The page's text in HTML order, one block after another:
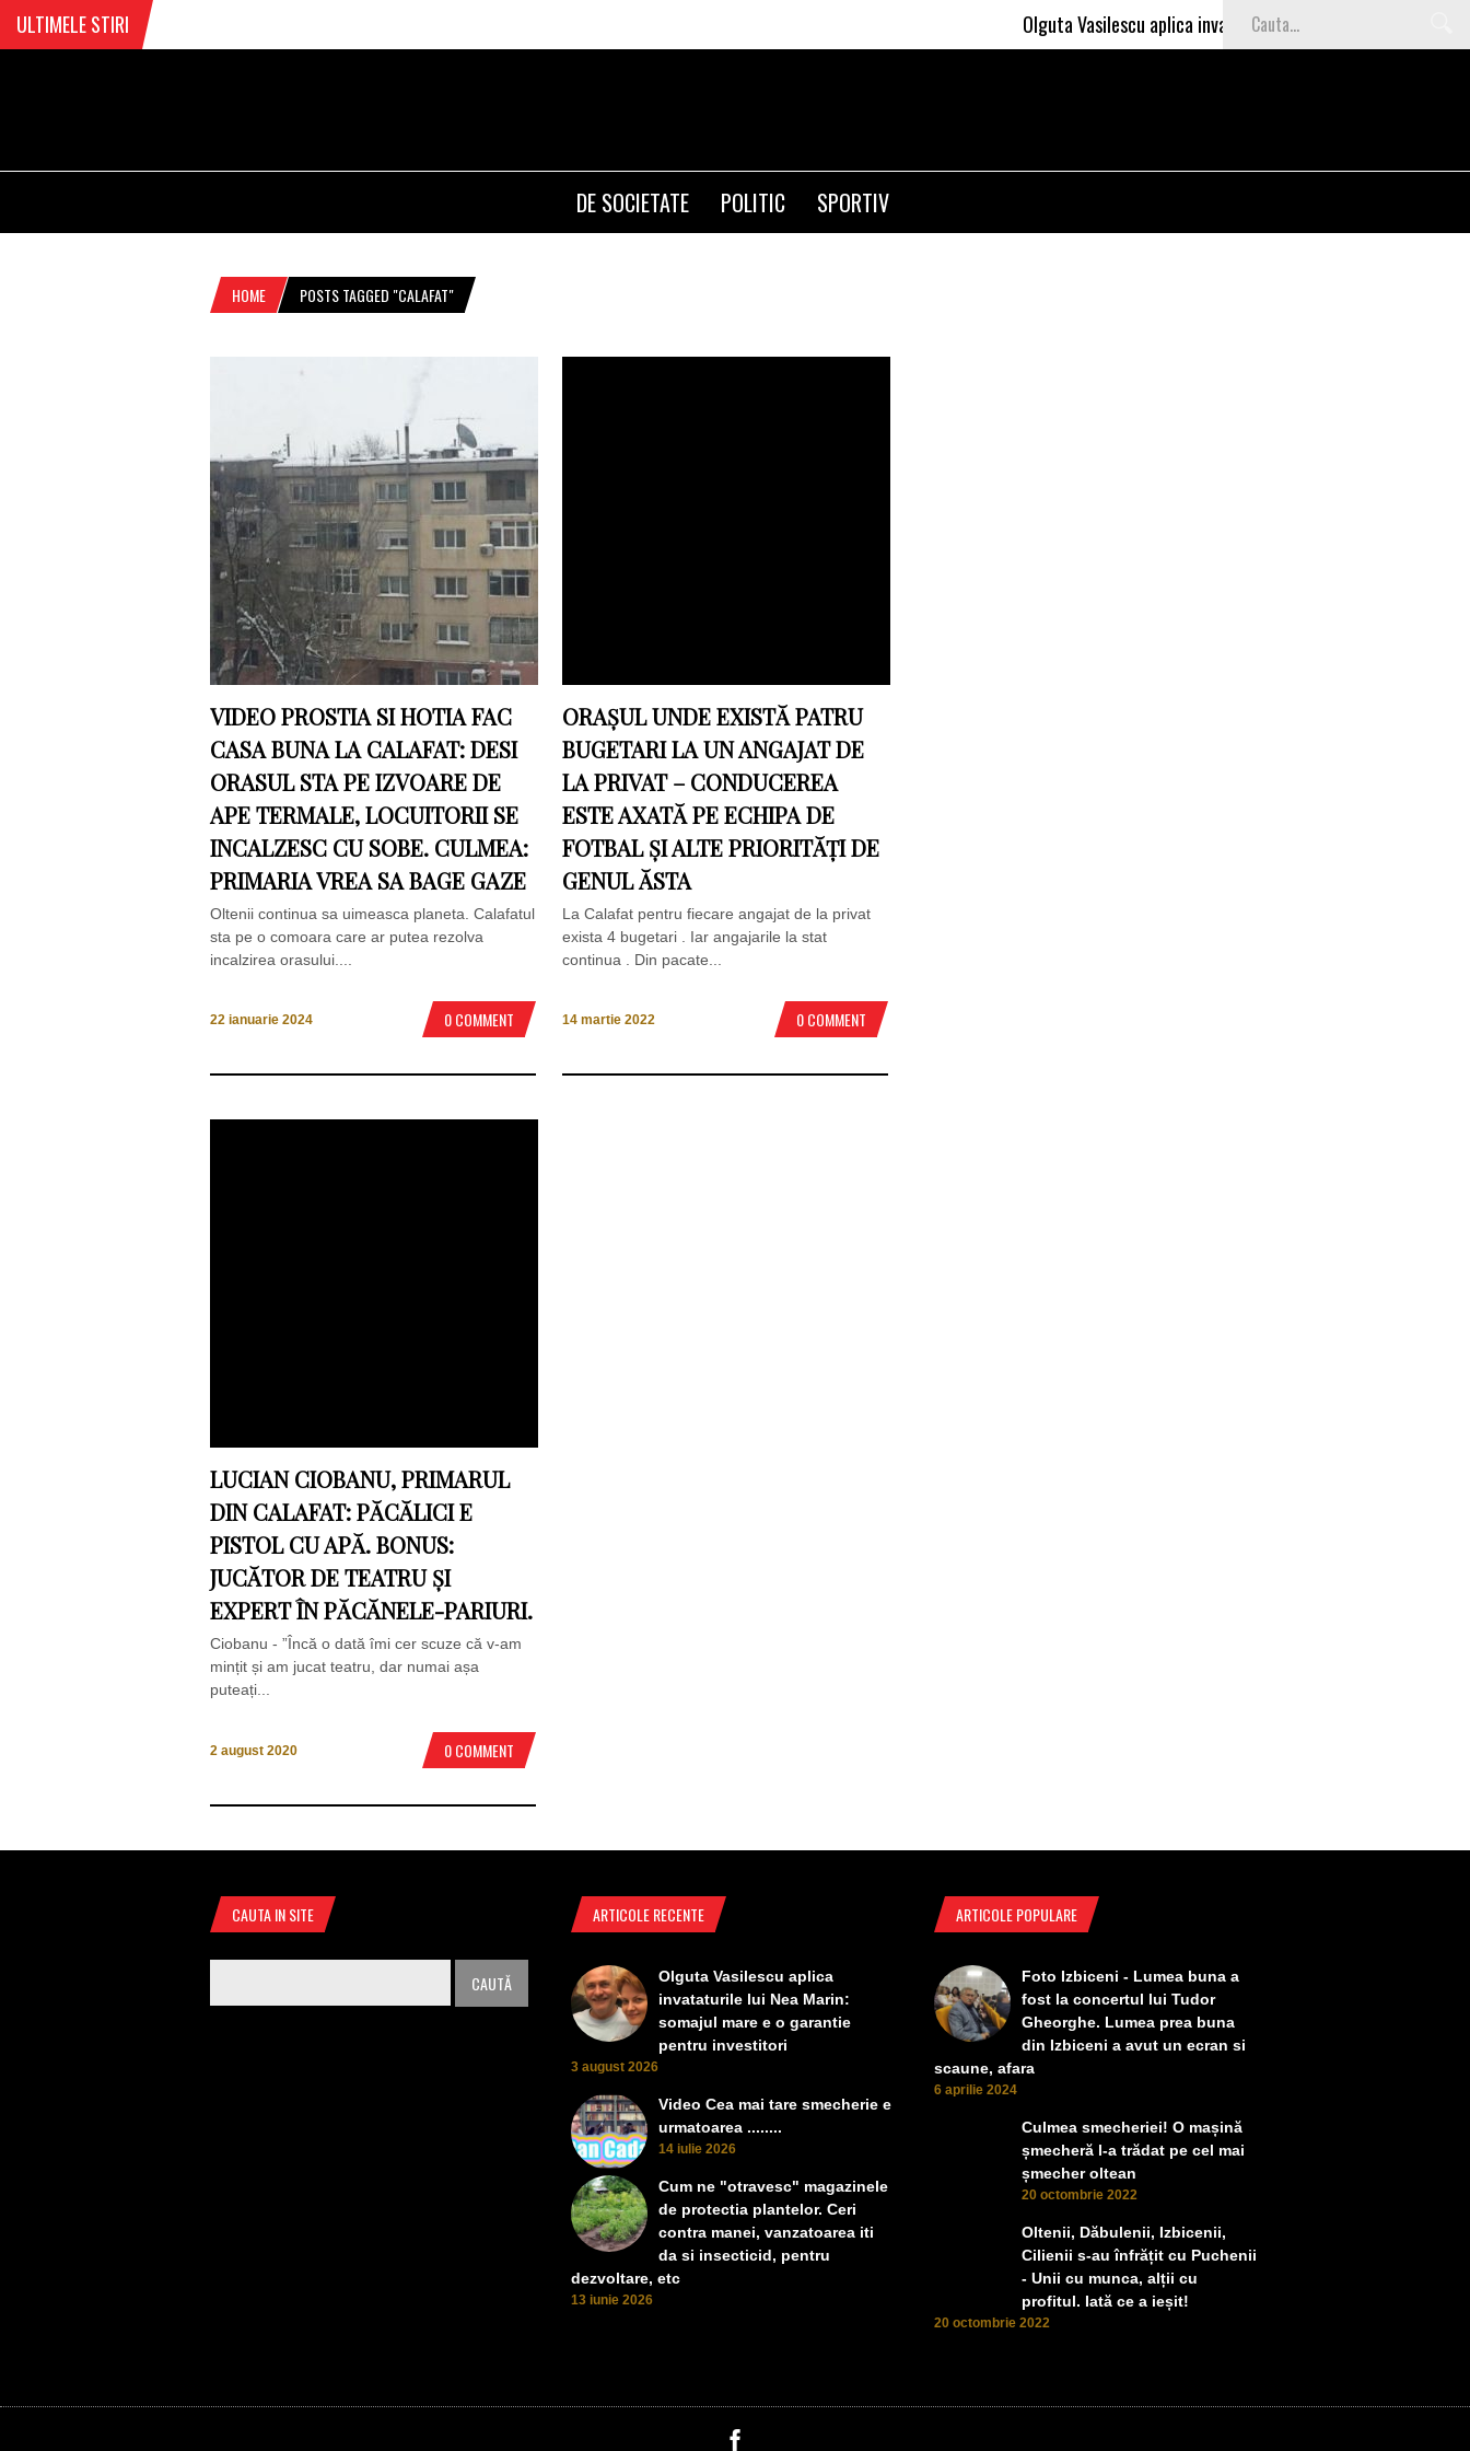
ULTIMELE STIRI Olguta Vasilescu aplica invataturile lui Nea Marin: somajul
DE SOCIETATE POLITIC SPORTIV
HOME POSTS TAGGED "CALAFAT"
VIDEO PROSTIA SI HOTIA FAC
CASA BUNA LA CALAFAT: DESI
ORASUL STA PE IZVOARE DE
APE TERMALE, LOCUITORII SE
INCALZESC CU SOBE. CULMEA:
PRIMARIA VREA SA BAGE GAZE
Oltenii continua sa uimeasca planeta. Calafatul
sta pe o comoara care ar putea rezolva
incalzirea orasului....
22 ianuarie 2024 0 COMMENT
ORAȘUL UNDE EXISTĂ PATRU
BUGETARI LA UN ANGAJAT DE
LA PRIVAT – CONDUCEREA
ESTE AXATĂ PE ECHIPA DE
FOTBAL ȘI ALTE PRIORITĂȚI DE
GENUL ĂSTA
La Calafat pentru fiecare angajat de la privat
exista 4 bugetari . Iar angajarile la stat
continua . Din pacate...
14 martie 2022 0 COMMENT
LUCIAN CIOBANU, PRIMARUL
DIN CALAFAT: PĂCĂLICI E
PISTOL CU APĂ. BONUS:
JUCĂTOR DE TEATRU ȘI
EXPERT ÎN PĂCĂNELE-PARIURI.
Ciobanu - ”Încă o dată îmi cer scuze că v-am
mințit și am jucat teatru, dar numai așa
puteați...
2 august 2020 0 COMMENT
CAUTA IN SITE ARTICOLE RECENTE
Olguta Vasilescu aplica
invataturile lui Nea Marin:
somajul mare e o garantie
pentru investitori
3 august 2026
Video Cea mai tare smecherie e
urmatoarea ........
14 iulie 2026
Cum ne "otravesc" magazinele
de protectia plantelor. Ceri
contra manei, vanzatoarea iti
da si insecticid, pentru
dezvoltare, etc
13 iunie 2026
ARTICOLE POPULARE
Foto Izbiceni - Lumea buna a
fost la concertul lui Tudor
Gheorghe. Lumea prea buna
din Izbiceni a avut un ecran si
scaune, afara
6 aprilie 2024
Culmea smecheriei! O mașină
șmecheră l-a trădat pe cel mai
șmecher oltean
20 octombrie 2022
Oltenii, Dăbulenii, Izbicenii,
Cilienii s-au înfrățit cu Puchenii
- Unii cu munca, alții cu
profitul. Iată ce a ieșit!
20 octombrie 2022